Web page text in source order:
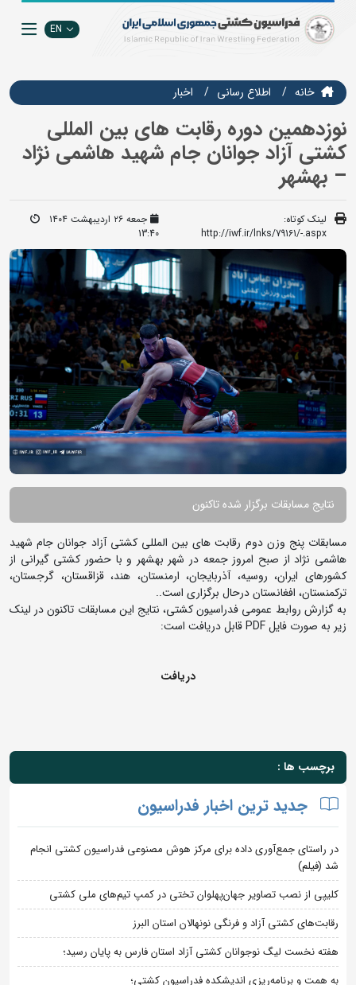
EN
خانه اطلاع رسانی اخبار
نوزدهمین دوره رقابت های بین المللی
کشتی آزاد جوانان جام شهید هاشمی نژاد
– بهشهر
لینک کوتاه:
http://iwf.ir/lnks/79161/-.aspx
جمعه ۲۶ اردیبهشت ۱۴۰۴
13:40
نتایج مسابقات برگزار شده تاکنون
مسابقات پنج وزن دوم رقابت های بین المللی کشتی آزاد جوانان جام شهید
هاشمی نژاد از صبح امروز جمعه در شهر بهشهر و با حضور کشتی گیرانی از
کشورهای ایران، روسیه، آذربایجان، ارمنستان، هند، قزاقستان، گرجستان،
ترکمنستان، افغانستان درحال برگزاری است..
به گزارش روابط عمومی فدراسیون کشتی، نتایج این مسابقات تاکنون در لینک
زیر به صورت فایل PDF قابل دریافت است:
دریافت
برچسب ها :
جدید ترین اخبار فدراسیون
در راستای جمع‌آوری داده برای مرکز هوش مصنوعی فدراسیون کشتی انجام
شد (فیلم)
کلیپی از نصب تصاویر جهان‌پهلوان تختی در کمپ تیم‌های ملی کشتی
رقابت‌های کشتی آزاد و فرنگی نونهالان استان البرز
هفته نخست لیگ نوجوانان کشتی آزاد استان فارس به پایان رسید؛
به همت و برنامه‌ریزی اندیشکده فدراسیون کشتی؛